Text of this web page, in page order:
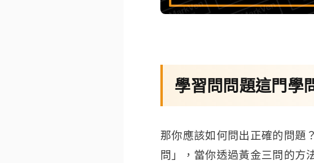
學習問問題這門學
那你應該如何問出正確的問題
問」，當你透過黃金三問的方